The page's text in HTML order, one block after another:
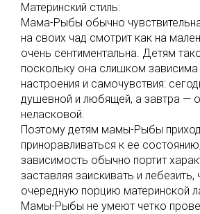
Материнский стиль:
Мама-Рыбы обычно
на своих чад смотрит как на
очень сентиментальна. Детям
поскольку она слишком
настроения и самочувствия:
душевной и любящей, а завтра —
неласковой.
Поэтому детям мамы-Рыбы
приноравливаться к ее
зависимость обычно портит
заставляя заискивать и лебезить,
очередную порцию материнской
Мамы-Рыбы не умеют четко